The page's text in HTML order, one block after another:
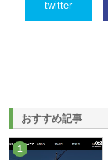
twitter
おすすめ記事
1